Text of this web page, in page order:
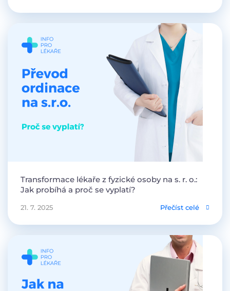
Transformace lékaře z fyzické osoby na s. r. o.:
Jak probíhá a proč se vyplatí?
21. 7. 2025 Přečíst celé